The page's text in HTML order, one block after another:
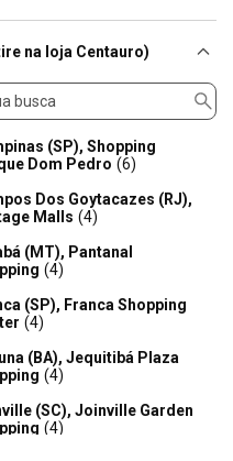
na loja Centauro)
(SP), Shopping
Dom Pedro (6)
Dos Goytacazes (RJ),
Malls (4)
(MT), Pantanal
(4)
(SP), Franca Shopping
(4)
(BA), Jequitibá Plaza
(4)
(SC), Joinville Garden
(4)